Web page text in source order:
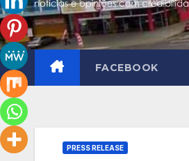
FACEBOOK
PRESS RELEASE